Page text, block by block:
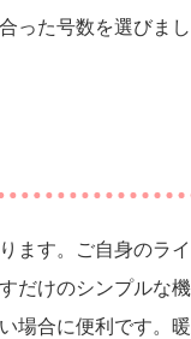
った号数を選びま
ます。ご自身のラ
だけのシンプルな
場合に便利です。